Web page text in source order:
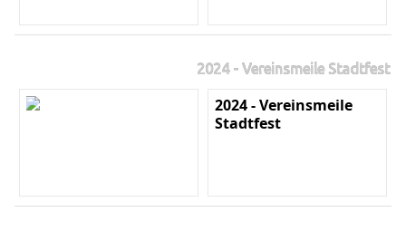
2024 - Vereinsmeile Stadtfest
2024 - Vereinsmeile
Stadtfest